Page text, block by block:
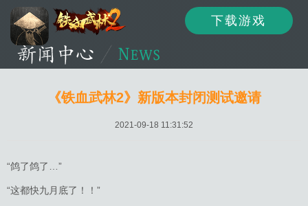
下载游戏
《铁血武林2》新版本封闭测试邀请
2021-09-18 11:31:52
“鸽了鸽了…”
“这都快九月底了！！”
资讯